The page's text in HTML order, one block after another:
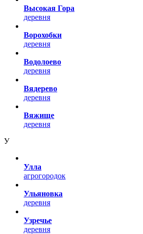
Высокая Гора
деревня
Ворохобки
деревня
Водолоево
деревня
Вядерево
деревня
Вяжище
деревня
У
Улла
агрогородок
Ульяновка
деревня
Узречье
деревня